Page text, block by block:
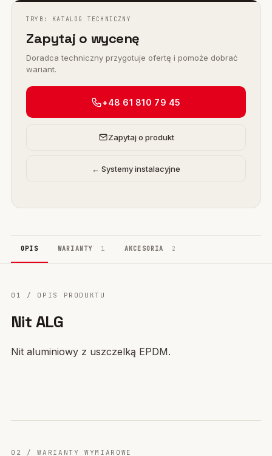
TRYB: KATALOG TECHNICZNY
Zapytaj o wycenę
Doradca techniczny przygotuje ofertę i pomoże dobrać
wariant.
+48 61 810 79 45
Zapytaj o produkt
← Systemy instalacyjne
OPIS WARIANTY 1 AKCESORIA 2
01 / OPIS PRODUKTU
Nit ALG
Nit aluminiowy z uszczelką EPDM.
02 / WARIANTY WYMIAROWE